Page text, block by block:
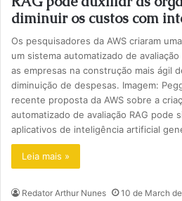
diminuir os custos com
Os pesquisadores da AWS criaram
um sistema automatizado de
as empresas na construção mais ágil
diminuição de despesas. Imagem:
recente proposta da AWS sobre a
automatizado de avaliação RAG pode
aplicativos de inteligência artificial
Leia mais »
Redator Arthur Nunes 10 de March